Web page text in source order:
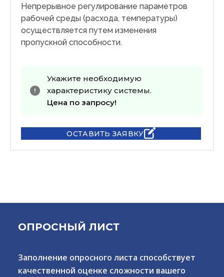
Непрерывное регулирование параметров
рабочей среды (расхода, температуры)
осуществляется путем изменения
пропускной способности.
Укажите необходимую
характеристику системы.
Цена по запросу!
ОСТАВИТЬ ЗАЯВКУ
ОПРОСНЫЙ ЛИСТ
Заполнение опросного листа способствует
качественной оценке сложности вашего